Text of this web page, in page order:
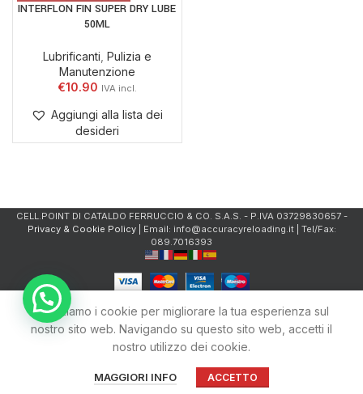
INTERFLON FIN SUPER DRY LUBE
50ML
Lubrificanti Pulizia e
Manutenzione
€10.90
Aggiungi alla lista dei
desideri
CELL.POINT DI CATALDO FERRUCCIO & CO. S.A.S. - P.IVA 03729830657 -
Privacy & Cookie Policy| Email: info@accuracyreloading.it | Tel/Fax:
089.7016393
Utilizziamo i cookie per migliorare la tua esperienza sul
nostro sito web. Navigando su questo sito web, accetti il
nostro utilizzo dei cookie.
MAGGIORI INFO ACCETTO